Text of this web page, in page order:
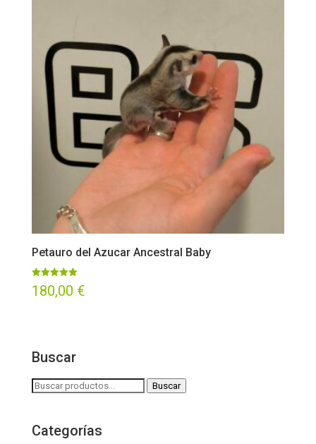
Petauro del Azucar Ancestral Baby
Valorado
con
180,00 €
Buscar
Buscar
Buscar
Categorías